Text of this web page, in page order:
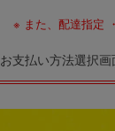
※ また、配達指定
お支払い方法選択